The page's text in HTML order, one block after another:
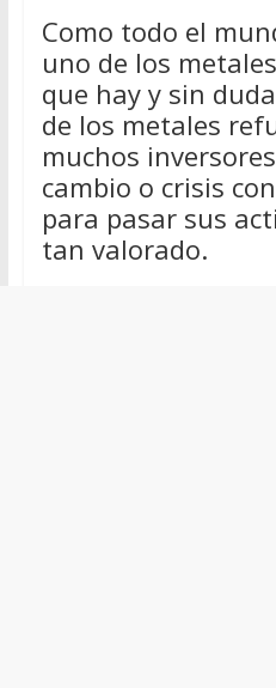
Como todo el
uno de los
que hay y sin
de los metales
muchos
cambio o crisis
para pasar sus
tan valorado.